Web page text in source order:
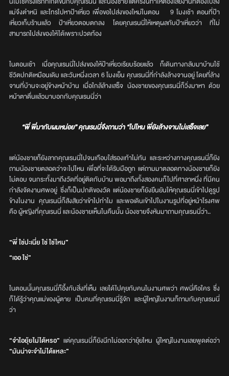
แม่จึงตำหนิ และโทรไปหาป้าเหี่ยว เพื่อขอไปส่งของใหม่ในตอน 9 โมงเช้า ตอนที่ป้า
เหี่ยวเก็บร้านแล้ว ป้าเหี่ยวตอบตกลง โดยคุณเรนนี่ให้เหตุผลกับป้าเหี่ยวว่า ที่ไม่
สามารถไปส่งของให้ได้เพราะปวดท้อง
ในตอนเช้า เมื่อคุณเรนนี่ไปส่งของให้ป้าเหี่ยวเรียบร้อยแล้ว ก็เดินทางกลับมาบ้านใช้
ชีวิตปกติเหมือนเดิม และวันหนึ่งเวลา 6 โมงเย็น คุณเรนนี่ที่กำลังล้างจานอยู่ โดยที่ล้าง
จานที่บ้านจะอยู่ข้างหน้าบ้าน เมื่อใกล้ล้างเสร็จ น้องชายของคุณเรนนี่ก็วิ่งมาหา ด้วย
หน้าตาตื่นแล้วมาบอกกับคุณเรนนี่ว่า
“พี่ พี่มากับผมหน่อย” คุณเรนนี่จึงถามว่า “ไปไหน พี่ยังล้างจานไม่เสร็จเลย”
แต่น้องชายก็ยังลากคุณเรนนี่ไปจนเกือบใส่รองเท้าไม่ทัน และระหว่างทางคุณเรนนี่ก็ยัง
ถามน้องชายตลอดว่าจะไปไหน เพื่อที่จะได้รับมือถูก แต่ถามมาตลอดทางน้องชายก็ยัง
ไม่ตอบ จนกระทั้งมาถึงวัดที่อยู่ติดกับบ้าน พอมาถึงทั้งสองคนก็ไปที่ศาลาหนึ่ง ที่มีคน
กำลังจัดงานศพอยู่ ซึ่งก็เป็นปกติของวัด แต่น้องชายก็ยังยืนยันให้คุณเรนนี่เข้าไปดูรูป
ข้างในงาน คุณเรนนี่ก็สังสัยว่าเข้าไปทำไม และพอเดินเข้าไปในงานรูปที่อยู่หน้าโรงศพ
คือ ผู้หญิงที่คุณเรนนี่ และน้องชายเห็นในคืนนั้น น้องชายจึงหันมาถามคุณเรนนี่ว่า..
“พี่ ใช่ปะเนี่ย ใช่ ใช่ไหม”
“เออ ใช่”
ในตอนนั้นคุณเรนนี่ก็อึ้งกับสิ่งที่เห็น เลยได้ไปคุยกับคนในงานศพว่า ศพนี่คือใคร ซึ่ง
ก็ได้รู้ว่าคุณแม่ของผู้ตาย เป็นคนที่คุณเรนนี่รู้จัก และผู้ใหญ่ในงานก็ถามกับคุณเรนนี่
ว่า
“จำไอยุ้ยไม่ได้หรอ” แต่คุณเรนนี่ก็ยังนึกไม่ออกว่ายุ้ยไหน ผู้ใหญ่ในงานเลยพูดต่อว่า
“มันน่าจะจำไม่ได้แหละ”